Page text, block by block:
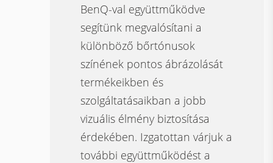
BenQ-val együttműködve
segítünk megvalósítani a
különböző bőrtónusok
színének pontos ábrázolását
termékeikben és
szolgáltatásaikban a jobb
vizuális élmény biztosítása
érdekében. Izgatottan várjuk a
további együttműködést a